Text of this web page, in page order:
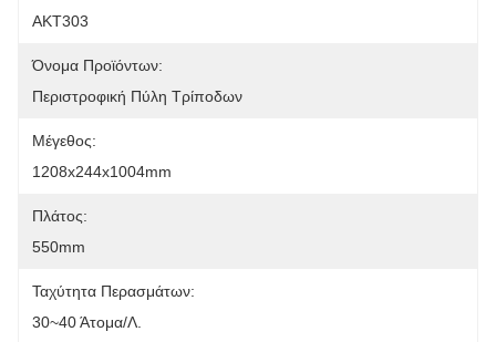
AKT303
Όνομα Προϊόντων:
Περιστροφική Πύλη Τρίποδων
Μέγεθος:
1208x244x1004mm
Πλάτος:
550mm
Ταχύτητα Περασμάτων:
30~40 Άτομα/λ.